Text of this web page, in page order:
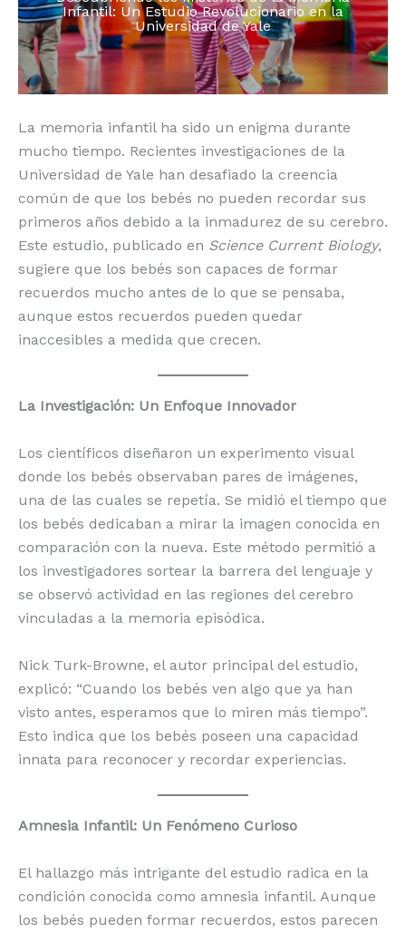
o
k
p
k r
Infantil: Un Estudio Revolucionario en la
Universidad de Yale
La memoria infantil ha sido un enigma durante
mucho tiempo. Recientes investigaciones de la
Universidad de Yale han desafiado la creencia
común de que los bebés no pueden recordar sus
primeros años debido a la inmadurez de su cerebro.
Este estudio, publicado en Science Current Biology,
sugiere que los bebés son capaces de formar
recuerdos mucho antes de lo que se pensaba,
aunque estos recuerdos pueden quedar
inaccesibles a medida que crecen.
La Investigación: Un Enfoque Innovador
Los científicos diseñaron un experimento visual
donde los bebés observaban pares de imágenes,
una de las cuales se repetía. Se midió el tiempo que
los bebés dedicaban a mirar la imagen conocida en
comparación con la nueva. Este método permitió a
los investigadores sortear la barrera del lenguaje y
se observó actividad en las regiones del cerebro
vinculadas a la memoria episódica.
Nick Turk-Browne, el autor principal del estudio,
explicó: “Cuando los bebés ven algo que ya han
visto antes, esperamos que lo miren más tiempo”.
Esto indica que los bebés poseen una capacidad
innata para reconocer y recordar experiencias.
Amnesia Infantil: Un Fenómeno Curioso
El hallazgo más intrigante del estudio radica en la
condición conocida como amnesia infantil. Aunque
los bebés pueden formar recuerdos, estos parecen